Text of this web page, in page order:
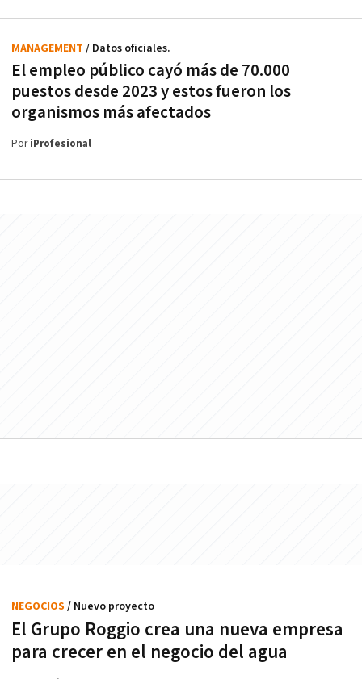
El empleo público cayó más de 70.000
puestos desde 2023 y estos fueron los
organismos más afectados
MANAGEMENT / Datos oficiales.
PoriProfesional
El Grupo Roggio crea una nueva empresa
para crecer en el negocio del agua
NEGOCIOS / Nuevo proyecto